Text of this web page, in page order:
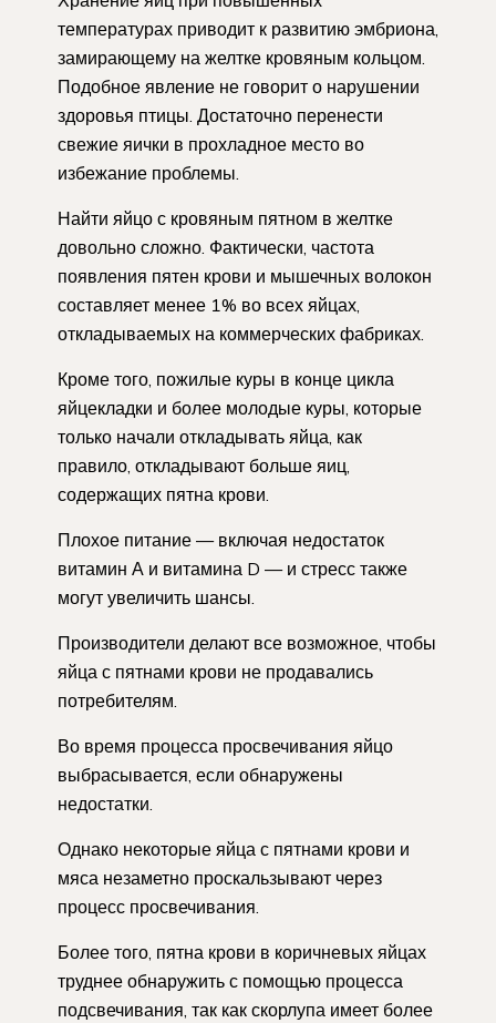
температурах приводит к развитию эмбриона,
замирающему на желтке кровяным кольцом.
Подобное явление не говорит о нарушении
здоровья птицы. Достаточно перенести
свежие яички в прохладное место во
избежание проблемы.
Найти яйцо с кровяным пятном в желтке
довольно сложно. Фактически, частота
появления пятен крови и мышечных волокон
составляет менее 1% во всех яйцах,
откладываемых на коммерческих фабриках.
Кроме того, пожилые куры в конце цикла
яйцекладки и более молодые куры, которые
только начали откладывать яйца, как
правило, откладывают больше яиц,
содержащих пятна крови.
Плохое питание — включая недостаток
витамин А и витамина D — и стресс также
могут увеличить шансы.
Производители делают все возможное, чтобы
яйца с пятнами крови не продавались
потребителям.
Во время процесса просвечивания яйцо
выбрасывается, если обнаружены
недостатки.
Однако некоторые яйца с пятнами крови и
мяса незаметно проскальзывают через
процесс просвечивания.
Более того, пятна крови в коричневых яйцах
труднее обнаружить с помощью процесса
подсвечивания, так как скорлупа имеет более